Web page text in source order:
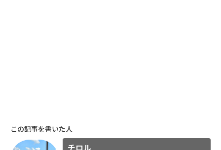
この記事を書いた人
チロル